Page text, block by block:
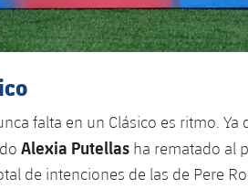
falta en un Clásico es ritmo.
Alexia Putellas ha rematado al
de intenciones de las de Pere